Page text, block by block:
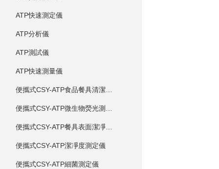
ATP快速測定儀
ATP分析儀
ATP測試儀
ATP快速測量儀
便攜式CSY-ATP潔凈度測定儀
便攜式CSY-ATP細菌測定儀